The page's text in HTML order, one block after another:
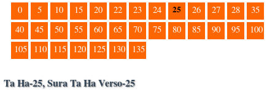
0 5 10 15 20 22 23 24 25 26 27 28
35
40
45 50 55 60 65 70 75 80 85 90 95
100
105
110 115 120 125 130 135
Ta Ha-25, Sura Ta Ha Verso-25